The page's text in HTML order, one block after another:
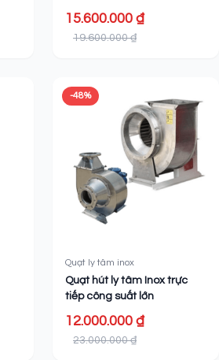
15.600.000 ₫
19.600.000 ₫
-48%
Quạt ly tâm inox
Quạt hút ly tâm Inox trực
tiếp công suất lớn
12.000.000 ₫
23.000.000 ₫